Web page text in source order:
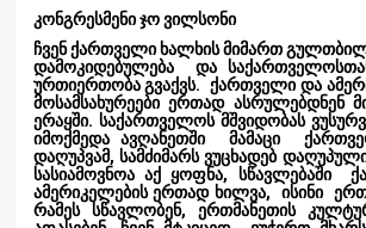
კონგრესმენი ჯო ვილსონი
ჩვენ ქართველი ხალხის მიმართ
დამოკიდებულება და
ურთიერთობა გვაქვს. ქართველი და
მოსამსახურეები ერთად ასრულებდნენ
ერაყში. საქართველოს მშვიდობას
იმოქმედა ავღანეთში მამაცი
დაღუპვამ, სამძიმარს ვუცხადებ
სასიამოვნოა აქ ყოფნა, სწავლებაში
ამერიკელების ერთად ხილვა, ისინი
რამეს სწავლობენ, ერთმანეთის